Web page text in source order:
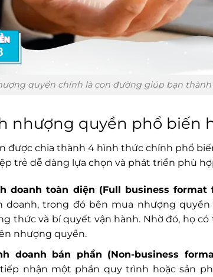
quyền chính là con đường giúp bạn
nhượng quyền phổ biến
được chia thành 4 hình thức chính phổ
trẻ dễ dàng lựa chọn và phát triển phù
doanh toàn diện (Full business format
doanh, trong đó bên mua nhượng
thức và bí quyết vận hành. Nhờ đó, họ
nhượng quyền.
doanh bán phần (Non-business
nhận một phần quy trình hoặc sản